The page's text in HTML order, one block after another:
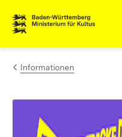
Zum Inhalt springen
Link zur Startseite
Informationen